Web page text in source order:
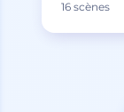
16 scènes